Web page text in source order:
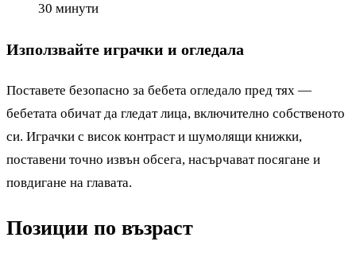
30 минути
Използвайте играчки и огледала
Поставете безопасно за бебета огледало пред тях —
бебетата обичат да гледат лица, включително собственото
си. Играчки с висок контраст и шумолящи книжки,
поставени точно извън обсега, насърчават посягане и
повдигане на главата.
Позиции по възраст